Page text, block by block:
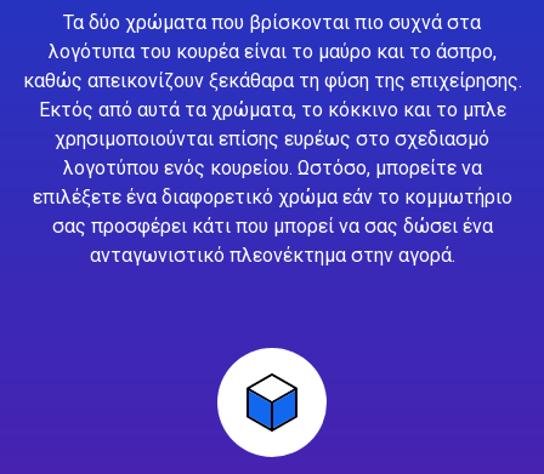
Τα δύο χρώματα που βρίσκονται πιο συχνά στα
λογότυπα του κουρέα είναι το μαύρο και το άσπρο,
καθώς απεικονίζουν ξεκάθαρα τη φύση της επιχείρησης.
Εκτός από αυτά τα χρώματα, το κόκκινο και το μπλε
χρησιμοποιούνται επίσης ευρέως στο σχεδιασμό
λογοτύπου ενός κουρείου. Ωστόσο, μπορείτε να
επιλέξετε ένα διαφορετικό χρώμα εάν το κομμωτήριο
σας προσφέρει κάτι που μπορεί να σας δώσει ένα
ανταγωνιστικό πλεονέκτημα στην αγορά.